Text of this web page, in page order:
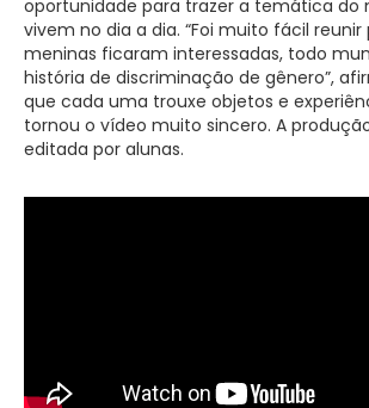
oportunidade para trazer a temática do
vivem no dia a dia. “Foi muito fácil
meninas ficaram interessadas, todo
história de discriminação de gênero”,
que cada uma trouxe objetos e
tornou o vídeo muito sincero. A
editada por alunas.